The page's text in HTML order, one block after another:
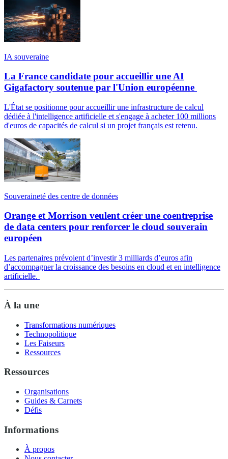
IA souveraine
La France candidate pour accueillir une AI
Gigafactory soutenue par l'Union européenne
L'État se positionne pour accueillir une infrastructure de calcul
dédiée à l'intelligence artificielle et s'engage à acheter 100 millions
d'euros de capacités de calcul si un projet français est retenu.
Souveraineté des centre de données
Orange et Morrison veulent créer une coentreprise
de data centers pour renforcer le cloud souverain
européen
Les partenaires prévoient d’investir 3 milliards d’euros afin
d’accompagner la croissance des besoins en cloud et en intelligence
artificielle.
À la une
Transformations numériques
Technopolitique
Les Faiseurs
Ressources
Ressources
Organisations
Guides & Carnets
Défis
Informations
À propos